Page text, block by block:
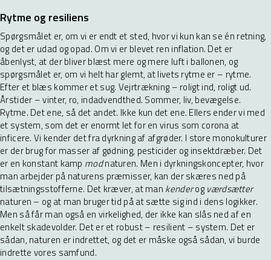
Rytme og resiliens
Spørgsmålet er, om vi er endt et sted, hvor vi kun kan se én retning,
og det er udad og opad. Om vi er blevet ren inflation. Det er
åbenlyst, at der bliver blæst mere og mere luft i ballonen, og
spørgsmålet er, om vi helt har glemt, at livets rytme er – rytme.
Efter et blæs kommer et sug. Vejrtrækning – roligt ind, roligt ud.
Årstider – vinter, ro, indadvendthed. Sommer, liv, bevægelse.
Rytme. Det ene, så det andet. Ikke kun det ene. Ellers ender vi med
et system, som det er enormt let for en virus som corona at
inficere. Vi kender det fra dyrkning af afgrøder. I store monokulturer
er der brug for masser af gødning, pesticider og insektdræber. Det
er en konstant kamp modnaturen. Men i dyrkningskoncepter, hvor
man arbejder på naturens præmisser, kan der skæres ned på
tilsætningsstofferne. Det kræver, at man kenderog værdsætter
naturen – og at man bruger tid på at sætte sig ind i dens logikker.
Men så får man også en virkelighed, der ikke kan slås ned af en
enkelt skadevolder. Det er et robust – resilient – system. Det er
sådan, naturen er indrettet, og det er måske også sådan, vi burde
indrette vores samfund.